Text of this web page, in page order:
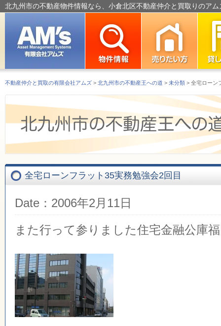
北九州市の不動産物件情報なら、小倉北区不動産仲介と買取りのア
不動産仲介と買取の有限会社アムズ > 北九州市の不動産王への道 > 未分類 > 全宅ローン
全宅ローンフラット35実務勉強会2回目
Date：2006年2月11日
また行って参りました住宅金融公庫